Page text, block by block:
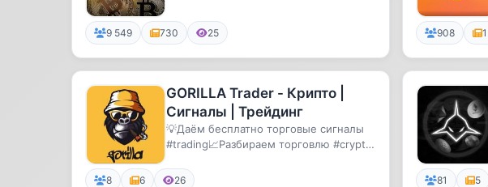
9 549 730 25 908
GORILLA Trader - Крипто |
Сигналы | Трейдинг
💡Даём бесплатно торговые сигналы
#trading📈Разбираем торговлю #crypto
8 6 26 81 5